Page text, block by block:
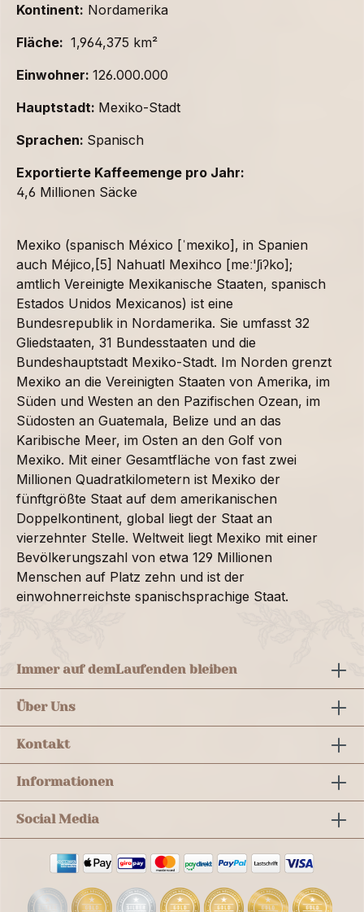
Kontinent: Nordamerika
Fläche: 1,964,375 km²
Einwohner: 126.000.000
Hauptstadt: Mexiko-Stadt
Sprachen: Spanisch
Exportierte Kaffeemenge pro Jahr:
4,6 Millionen Säcke
Mexiko (spanisch México [ˈmexiko], in Spanien
auch Méjico,[5] Nahuatl Mexihco [meː'ʃiʔko];
amtlich Vereinigte Mexikanische Staaten, spanisch
Estados Unidos Mexicanos) ist eine
Bundesrepublik in Nordamerika. Sie umfasst 32
Gliedstaaten, 31 Bundesstaaten und die
Bundeshauptstadt Mexiko-Stadt. Im Norden grenzt
Mexiko an die Vereinigten Staaten von Amerika, im
Süden und Westen an den Pazifischen Ozean, im
Südosten an Guatemala, Belize und an das
Karibische Meer, im Osten an den Golf von
Mexiko. Mit einer Gesamtfläche von fast zwei
Millionen Quadratkilometern ist Mexiko der
fünftgrößte Staat auf dem amerikanischen
Doppelkontinent, global liegt der Staat an
vierzehnter Stelle. Weltweit liegt Mexiko mit einer
Bevölkerungszahl von etwa 129 Millionen
Menschen auf Platz zehn und ist der
einwohnerreichste spanischsprachige Staat.
Immer auf demLaufenden bleiben
Über Uns
Kontakt
Informationen
Social Media